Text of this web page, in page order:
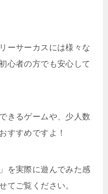
ーサーカスには様々な
心者の方でも安心して
きるゲームや、少人数
すすめですよ！
を実際に遊んでみた感
てご覧ください。